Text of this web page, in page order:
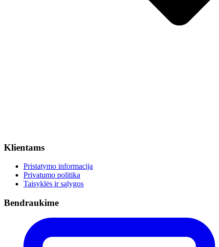
Klientams
Pristatymo informacija
Privatumo politika
Taisyklės ir sąlygos
Bendraukime